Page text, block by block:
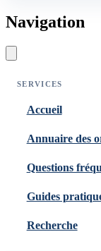
Navigation
SERVICES
Accueil
Annuaire des
Questions
Guides
Recherche